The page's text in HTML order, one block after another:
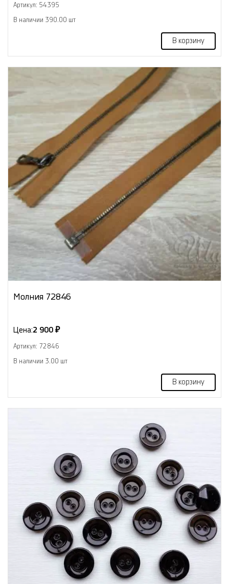
Артикул: 54395
В наличии 390.00 шт
В корзину
Молния 72846
Цена:2 900 ₽
Артикул: 72846
В наличии 3.00 шт
В корзину